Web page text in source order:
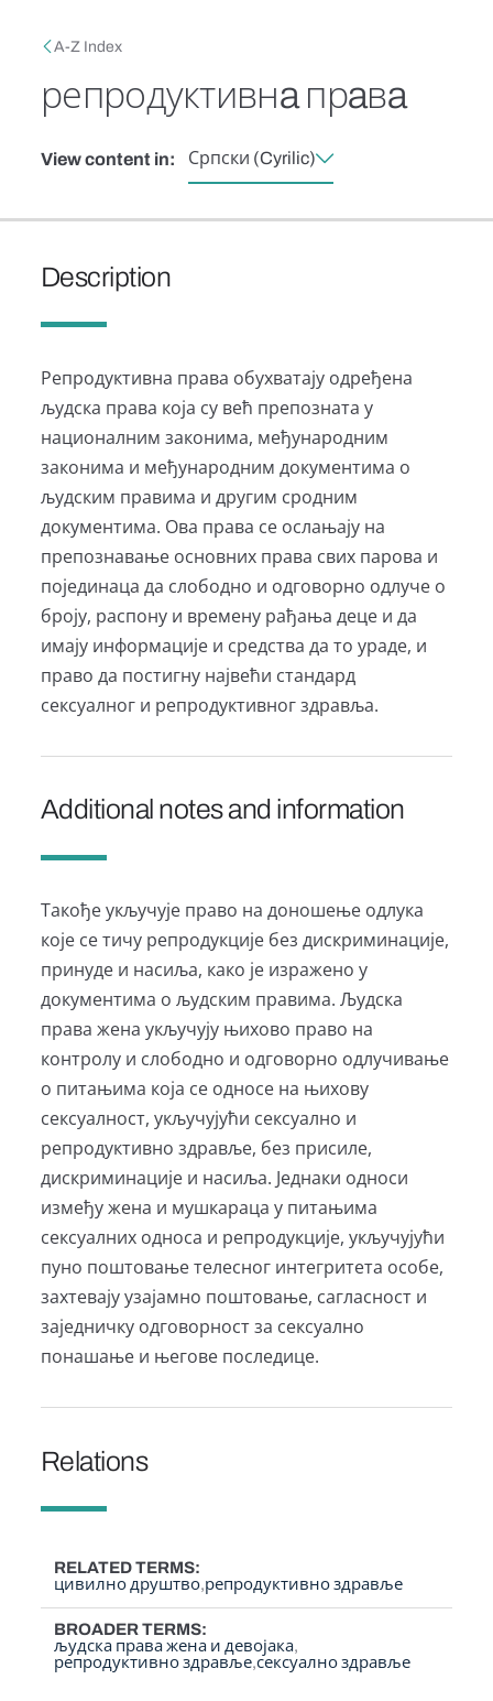
Breadcrumb
A-Z Index
репродуктивнa прaвa
View content in: Српски (Cyrilic)
Description
Репродуктивна права обухватају одређена
људска права која су већ препозната у
националним законима, међународним
законима и међународним документима о
људским правима и другим сродним
документима. Ова права се ослањају на
препознавање основних права свих парова и
појединаца да слободно и одговорно одлуче о
броју, распону и времену рађања деце и да
имају информације и средства да то ураде, и
право да постигну највећи стандард
сексуалног и репродуктивног здравља.
Additional notes and information
Такође укључује право на доношење одлука
које се тичу репродукције без дискриминације,
принуде и насиља, како је изражено у
документима о људским правима. Људска
права жена укључују њихово право на
контролу и слободно и одговорно одлучивање
о питањима која се односе на њихову
сексуалност, укључујући сексуално и
репродуктивно здравље, без присиле,
дискриминације и насиља. Једнаки односи
између жена и мушкараца у питањима
сексуалних односа и репродукције, укључујући
пуно поштовање телесног интегритета особе,
захтевају узајамно поштовање, сагласност и
заједничку одговорност за сексуално
понашање и његове последице.
Relations
RELATED TERMS
цивилно друштво репродуктивно здравље
BROADER TERMS
људска права жена и девојака
репродуктивно здравље сексуално здравље